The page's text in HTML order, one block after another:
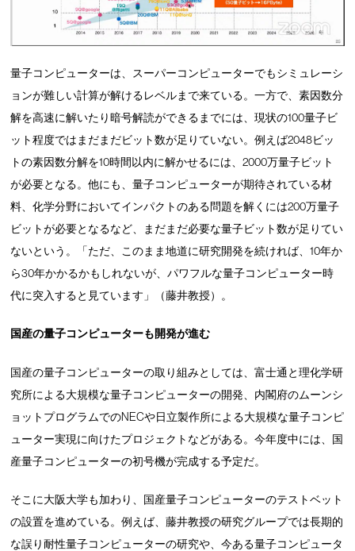
量子コンピューターは、スーパーコンピューターでもシミュレーシ
ョンが難しい計算が解けるレベルまで来ている。一方で、素因数分
解を高速に解いたり暗号解読ができるまでには、現状の100量子ビ
ット程度ではまだまだビット数が足りていない。例えば2048ビッ
トの素因数分解を10時間以内に解かせるには、2000万量子ビット
が必要となる。他にも、量子コンピューターが期待されている材
料、化学分野においてインパクトのある問題を解くには200万量子
ビットが必要となるなど、まだまだ必要な量子ビット数が足りてい
ないという。「ただ、このまま地道に研究開発を続ければ、10年か
ら30年かかるかもしれないが、パワフルな量子コンピューター時
代に突入すると見ています」（藤井教授）。
国産の量子コンピューターも開発が進む
国産の量子コンピューターの取り組みとしては、富士通と理化学研
究所による大規模な量子コンピューターの開発、内閣府のムーンシ
ョットプログラムでのNECや日立製作所による大規模な量子コンピ
ューター実現に向けたプロジェクトなどがある。今年度中には、国
産量子コンピューターの初号機が完成する予定だ。
そこに大阪大学も加わり、国産量子コンピューターのテストベット
の設置を進めている。例えば、藤井教授の研究グループでは長期的
な誤り耐性量子コンピューターの研究や、今ある量子コンピュータ